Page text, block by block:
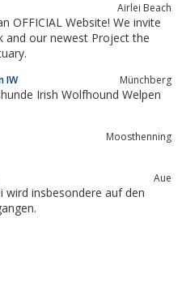
Airlei Beach
OFFICIAL Website! We invite
and our newest Project the
IW Münchberg
Irish Wolfhound Welpen
Moosthenning
Aue
wird insbesondere auf den